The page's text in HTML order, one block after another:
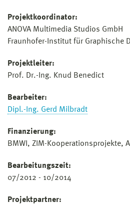
Projektkoordinator:
ANOVA Multimedia Studios GmbH
Fraunhofer-Institut für Graphische
Projektleiter:
Prof. Dr.-Ing. Knud Benedict
Bearbeiter:
Dipl.-Ing. Gerd Milbradt
Finanzierung:
BMWI, ZIM-Kooperationsprojekte,
Bearbeitungszeit:
07/2012 - 10/2014
Projektpartner: